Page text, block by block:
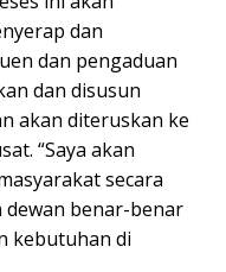
dan
dan pengaduan
dan disusun
akan diteruskan ke
“Saya akan
secara
benar-benar
kebutuhan di